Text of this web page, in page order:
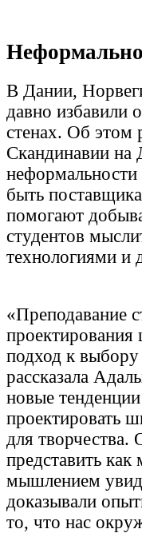
В Дании,
давно избавили
стенах. Об этом
Скандинавии на
неформальности
быть
помогают
студентов
технологиями и
«Преподавание
подход к
рассказала
новые
проектировать
для
представить
мышлением
доказывали
то, что нас